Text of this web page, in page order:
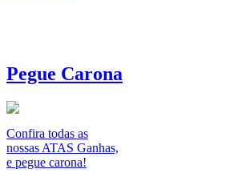
Pegue Carona
Confira todas as
nossas ATAS Ganhas,
e pegue carona!